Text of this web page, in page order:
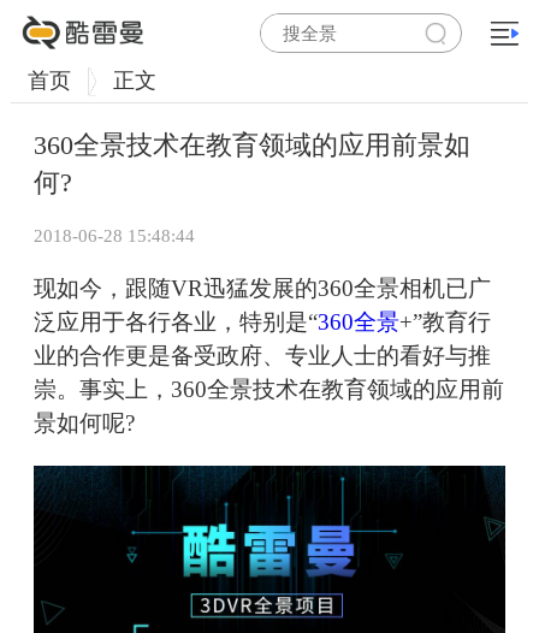
首页 正文
360全景技术在教育领域的应用前景如
何?
2018-06-28 15:48:44
现如今，跟随VR迅猛发展的360全景相机已广
泛应用于各行各业，特别是“360全景+”教育行
业的合作更是备受政府、专业人士的看好与推
崇。事实上，360全景技术在教育领域的应用前
景如何呢?